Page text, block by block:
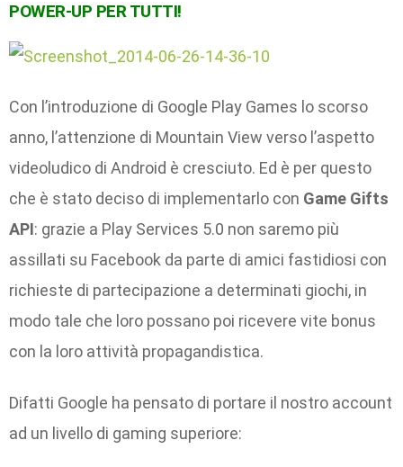
POWER-UP PER TUTTI!
Con l’introduzione di Google Play Games lo scorso
anno, l’attenzione di Mountain View verso l’aspetto
videoludico di Android è cresciuto. Ed è per questo
che è stato deciso di implementarlo con Game Gifts
API: grazie a Play Services 5.0 non saremo più
assillati su Facebook da parte di amici fastidiosi con
richieste di partecipazione a determinati giochi, in
modo tale che loro possano poi ricevere vite bonus
con la loro attività propagandistica.
Difatti Google ha pensato di portare il nostro account
ad un livello di gaming superiore: